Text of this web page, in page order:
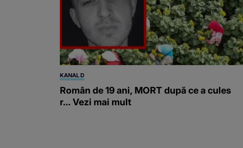
KANAL D
Român de 19 ani, MORT după ce a cules
r... Vezi mai mult